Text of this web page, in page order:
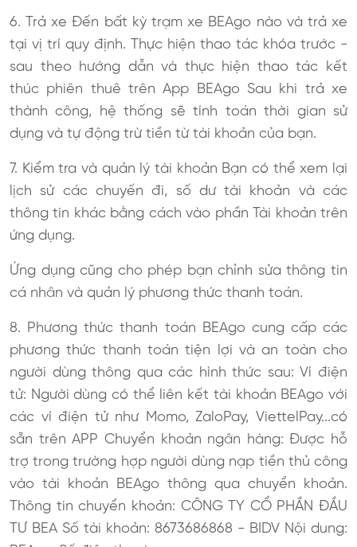
6. Trả xe Đến bất kỳ trạm xe BEAgo nào và trả xe
tại vị trí quy định. Thực hiện thao tác khóa trước -
sau theo hướng dẫn và thực hiện thao tác kết
thúc phiên thuê trên App BEAgo Sau khi trả xe
thành công, hệ thống sẽ tính toán thời gian sử
dụng và tự động trừ tiền từ tài khoản của bạn.
7. Kiểm tra và quản lý tài khoản Bạn có thể xem lại
lịch sử các chuyến đi, số dư tài khoản và các
thông tin khác bằng cách vào phần Tài khoản trên
ứng dụng.
Ứng dụng cũng cho phép bạn chỉnh sửa thông tin
cá nhân và quản lý phương thức thanh toán.
8. Phương thức thanh toán BEAgo cung cấp các
phương thức thanh toán tiện lợi và an toàn cho
người dùng thông qua các hình thức sau: Ví điện
tử: Người dùng có thể liên kết tài khoản BEAgo với
các ví điện tử như Momo, ZaloPay, ViettelPay...có
sẵn trên APP Chuyển khoản ngân hàng: Được hỗ
trợ trong trường hợp người dùng nạp tiền thủ công
vào tài khoản BEAgo thông qua chuyển khoản.
Thông tin chuyển khoản: CÔNG TY CỔ PHẦN ĐẦU
TƯ BEA Số tài khoản: 8673686868 - BIDV Nội dung: